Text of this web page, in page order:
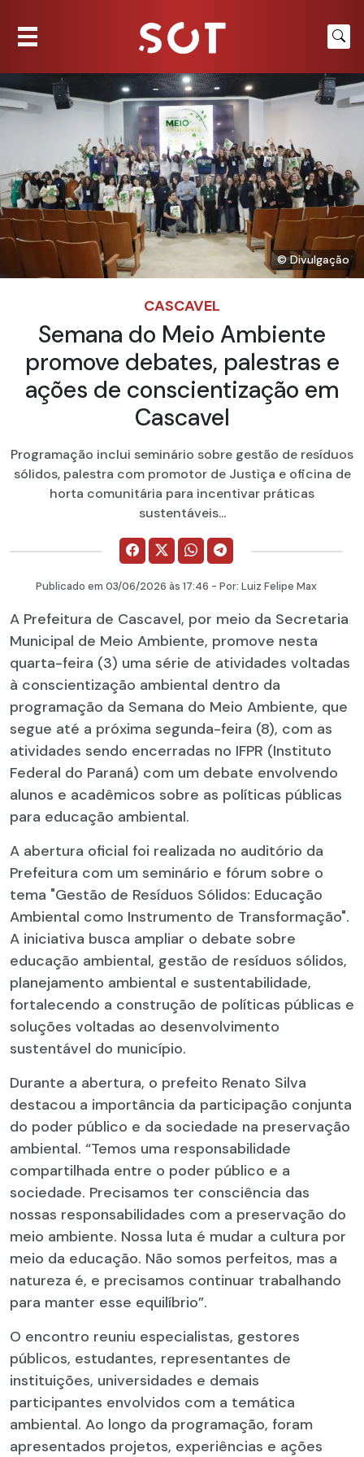
© Divulgação
CASCAVEL
Semana do Meio Ambiente
promove debates, palestras e
ações de conscientização em
Cascavel
Programação inclui seminário sobre gestão de resíduos
sólidos, palestra com promotor de Justiça e oficina de
horta comunitária para incentivar práticas
sustentáveis...
Publicado em 03/06/2026 às 17:46 - Por: Luiz Felipe Max
A Prefeitura de Cascavel, por meio da Secretaria
Municipal de Meio Ambiente, promove nesta
quarta-feira (3) uma série de atividades voltadas
à conscientização ambiental dentro da
programação da Semana do Meio Ambiente, que
segue até a próxima segunda-feira (8), com as
atividades sendo encerradas no IFPR (Instituto
Federal do Paraná) com um debate envolvendo
alunos e acadêmicos sobre as políticas públicas
para educação ambiental.
A abertura oficial foi realizada no auditório da
Prefeitura com um seminário e fórum sobre o
tema "Gestão de Resíduos Sólidos: Educação
Ambiental como Instrumento de Transformação".
A iniciativa busca ampliar o debate sobre
educação ambiental, gestão de resíduos sólidos,
planejamento ambiental e sustentabilidade,
fortalecendo a construção de políticas públicas e
soluções voltadas ao desenvolvimento
sustentável do município.
Durante a abertura, o prefeito Renato Silva
destacou a importância da participação conjunta
do poder público e da sociedade na preservação
ambiental. “Temos uma responsabilidade
compartilhada entre o poder público e a
sociedade. Precisamos ter consciência das
nossas responsabilidades com a preservação do
meio ambiente. Nossa luta é mudar a cultura por
meio da educação. Não somos perfeitos, mas a
natureza é, e precisamos continuar trabalhando
para manter esse equilíbrio”.
O encontro reuniu especialistas, gestores
públicos, estudantes, representantes de
instituições, universidades e demais
participantes envolvidos com a temática
ambiental. Ao longo da programação, foram
apresentados projetos, experiências e ações